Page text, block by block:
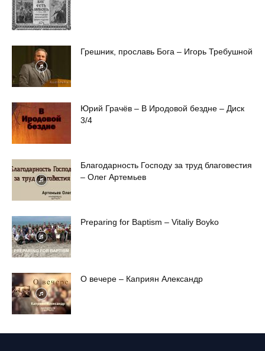
Грешник, прославь Бога – Игорь Требушной
Юрий Грачёв – В Иродовой бездне – Диск
3/4
Благодарность Господу за труд благовестия
– Олег Артемьев
Preparing for Baptism – Vitaliy Boyko
О вечере – Каприян Александр